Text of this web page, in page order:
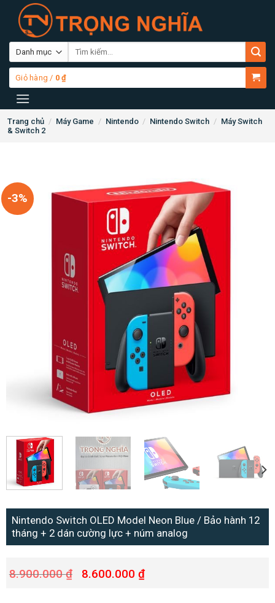
content
Tìm
Giỏ hàng / 0₫
Trang chủ / Máy Game / Nintendo / Nintendo Switch / Máy Switch
& Switch 2
-3%
Nintendo Switch OLED Model Neon Blue / Bảo hành 12
tháng + 2 dán cường lực + núm analog
8.900.000₫ 8.600.000₫